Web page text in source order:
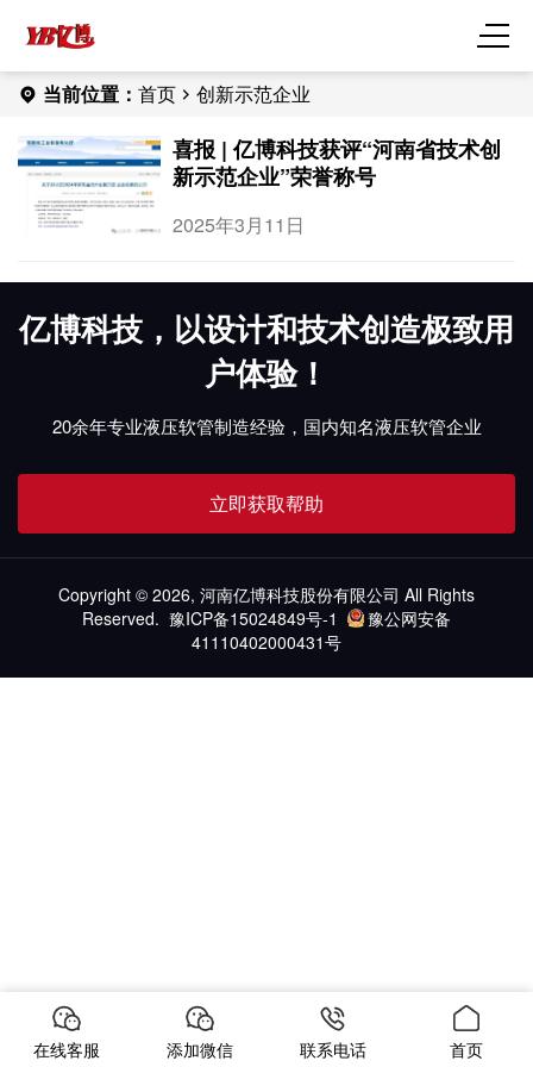
当前位置： 首页 创新示范企业
喜报 | 亿博科技获评“河南省技术创
新示范企业”荣誉称号
2025年3月11日
亿博科技，以设计和技术创造极致用
户体验！
20余年专业液压软管制造经验，国内知名液压软管企业
立即获取帮助
Copyright © 2026, 河南亿博科技股份有限公司 All Rights
Reserved. 豫ICP备15024849号-1
豫公网安备
41110402000431号
在线客服 添加微信 联系电话 首页